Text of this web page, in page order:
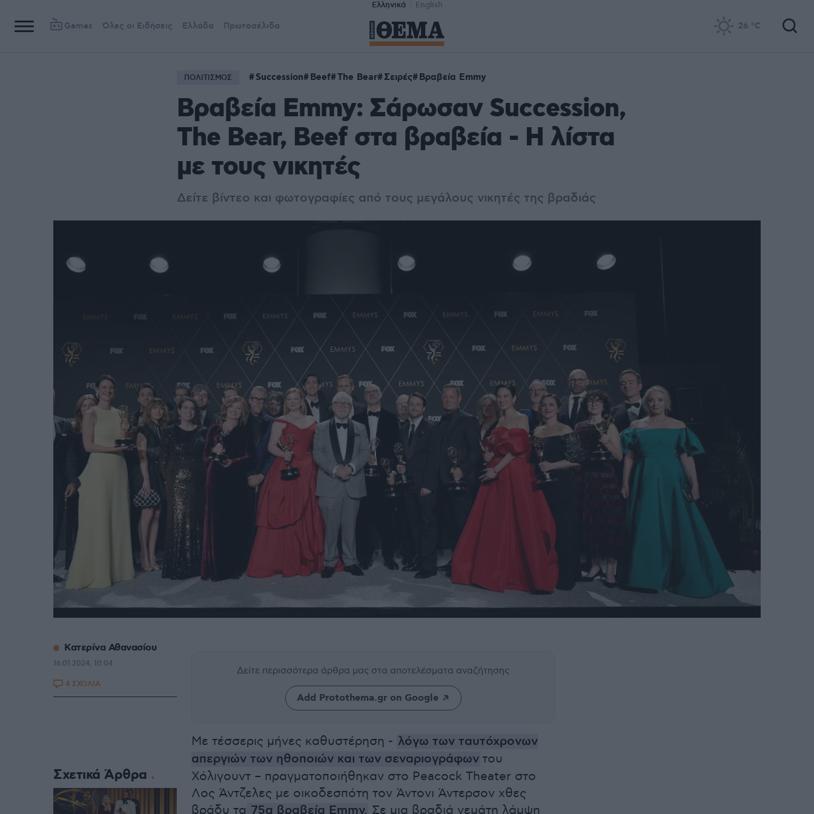
Ελληνικά English
Games Όλες οι Ειδήσεις Ελλάδα Πρωτοσέλιδα 26 °C
ΠΟΛΙΤΙΣΜΟΣ Succession Beef The Bear Σειρές Βραβεία Emmy
Βραβεία Emmy: Σάρωσαν Succession,
Τhe Bear, Beef στα βραβεία - Η λίστα
με τους νικητές
Δείτε βίντεο και φωτογραφίες από τους μεγάλους νικητές της βραδιάς
Δείτε περισσότερα άρθρα μας στα αποτελέσματα αναζήτησης
Add Protothema.gr on Google
Με τέσσερις μήνες καθυστέρηση - λόγω των ταυτόχρονων
απεργιών των ηθοποιών και των σεναριογράφων του
Χόλιγουντ – πραγματοποιήθηκαν στο Peacock Theater στο
Λος Άντζελες με οικοδεσπότη τον Άντονι Άντερσον χθες
βράδυ τα 75α βραβεία Emmy. Σε μια βραδιά γεμάτη λάμψη
Κατερίνα Αθανασίου
16.01.2024, 10:04
4 ΣΧΟΛΙΑ
Σχετικά Άρθρα